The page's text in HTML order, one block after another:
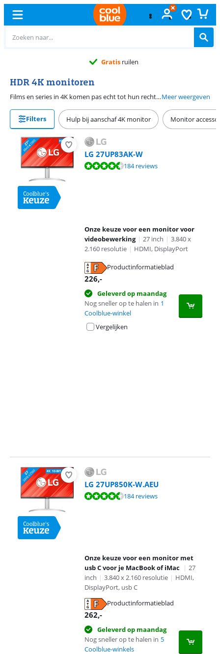
Gratis ruilen
HDR 4K monitoren
Films en series in 4K komen pas echt tot hun recht op 4K HDR monitoren. Door de hoge resolutie van 3840 pixels breed en 2160 pixels hoog is het beeld haarscherp, ook op grotere monitoren. Door ondersteuning van High Dynamic Range (HDR) spatten de kleuren van je scherm en hebben deze monitoren een hoog contrast en een hoge helderheid.Meer weergeven
Filters Hulp bij aanschaf 4K monitor Monitor
LG 27UP83AK-W
Beoordeling is 9,0 van de 10, gebaseerd op 184 reviews.
184 reviews
Onze keuze voor een monitor voor
videobewerking | 27 inch | 3.840 x
2.160 resolutie | HDMI, DisplayPort
Productinformatieblad
226,-
Geleverd op maandag
Nog sneller op te halen in 1
Coolblue-winkel
Vergelijken
LG 27UP850K-W.AEU
Beoordeling is 9,0 van de 10, gebaseerd op 184 reviews.
184 reviews
Onze keuze voor een monitor met
usb C voor je MacBook of iMac | 27
inch | 3.840 x 2.160 resolutie | HDMI,
DisplayPort, usb C
Productinformatieblad
262,-
Geleverd op maandag
Nog sneller op te halen in 5
Coolblue-winkels